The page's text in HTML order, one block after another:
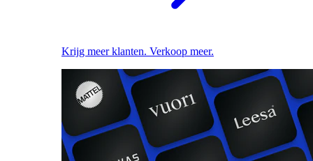
Krijg meer klanten. Verkoop meer.